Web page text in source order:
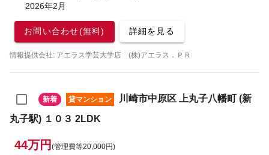
2026年2月
お問い合わせ(無料) 詳細を見る
情報提供会社: アエラス学芸大学店 (株)アエラス．ＰＲ
新着 貸マンション
川崎市中原区 上丸子八幡町 (新
丸子駅) １０３ 2LDK
44万円 (管理費等20,000円)